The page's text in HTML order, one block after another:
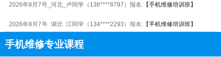
2026年8月7号_湖北_江同学（134****2293）报名: 【手机维修培训班】
2026年8月7号黑龙江苏同学（159****5412）报名:
手机维修专业课程